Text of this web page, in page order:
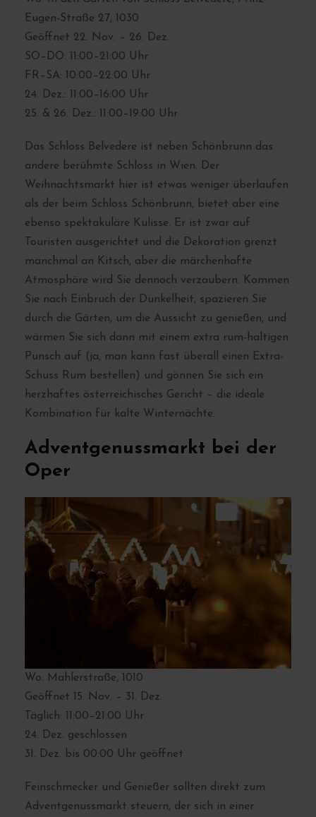
Eugen-Straße 27, 1030
Geöffnet 22. Nov. – 26. Dez.
SO–DO: 11:00–21:00 Uhr
FR–SA: 10:00–22:00 Uhr
24. Dez.: 11:00–16:00 Uhr
25. & 26. Dez.: 11:00–19:00 Uhr
Das Schloss Belvedere ist neben Schönbrunn das
andere berühmte Schloss in Wien. Der
Weihnachtsmarkt hier ist etwas weniger überlaufen
als der beim Schloss Schönbrunn, bietet aber eine
ebenso spektakuläre Kulisse. Er ist zwar auf
Touristen ausgerichtet und die Dekoration grenzt
manchmal an Kitsch, aber die märchenhafte
Atmosphäre wird Sie dennoch verzaubern. Kommen
Sie nach Einbruch der Dunkelheit, spazieren Sie
durch die Gärten, um die Aussicht zu genießen, und
wärmen Sie sich dann mit einem extra rum-haltigen
Punsch auf (ja, man kann fast überall einen Extra-
Schuss Rum bestellen) und gönnen Sie sich ein
herzhaftes österreichisches Gericht – die ideale
Kombination für kalte Winternächte.
Adventgenussmarkt bei der
Oper
Wo: Mahlerstraße, 1010
Geöffnet 15. Nov. – 31. Dez.
Täglich: 11:00–21:00 Uhr
24. Dez. geschlossen
31. Dez. bis 00:00 Uhr geöffnet
Feinschmecker und Genießer sollten direkt zum
Adventgenussmarkt steuern, der sich in einer